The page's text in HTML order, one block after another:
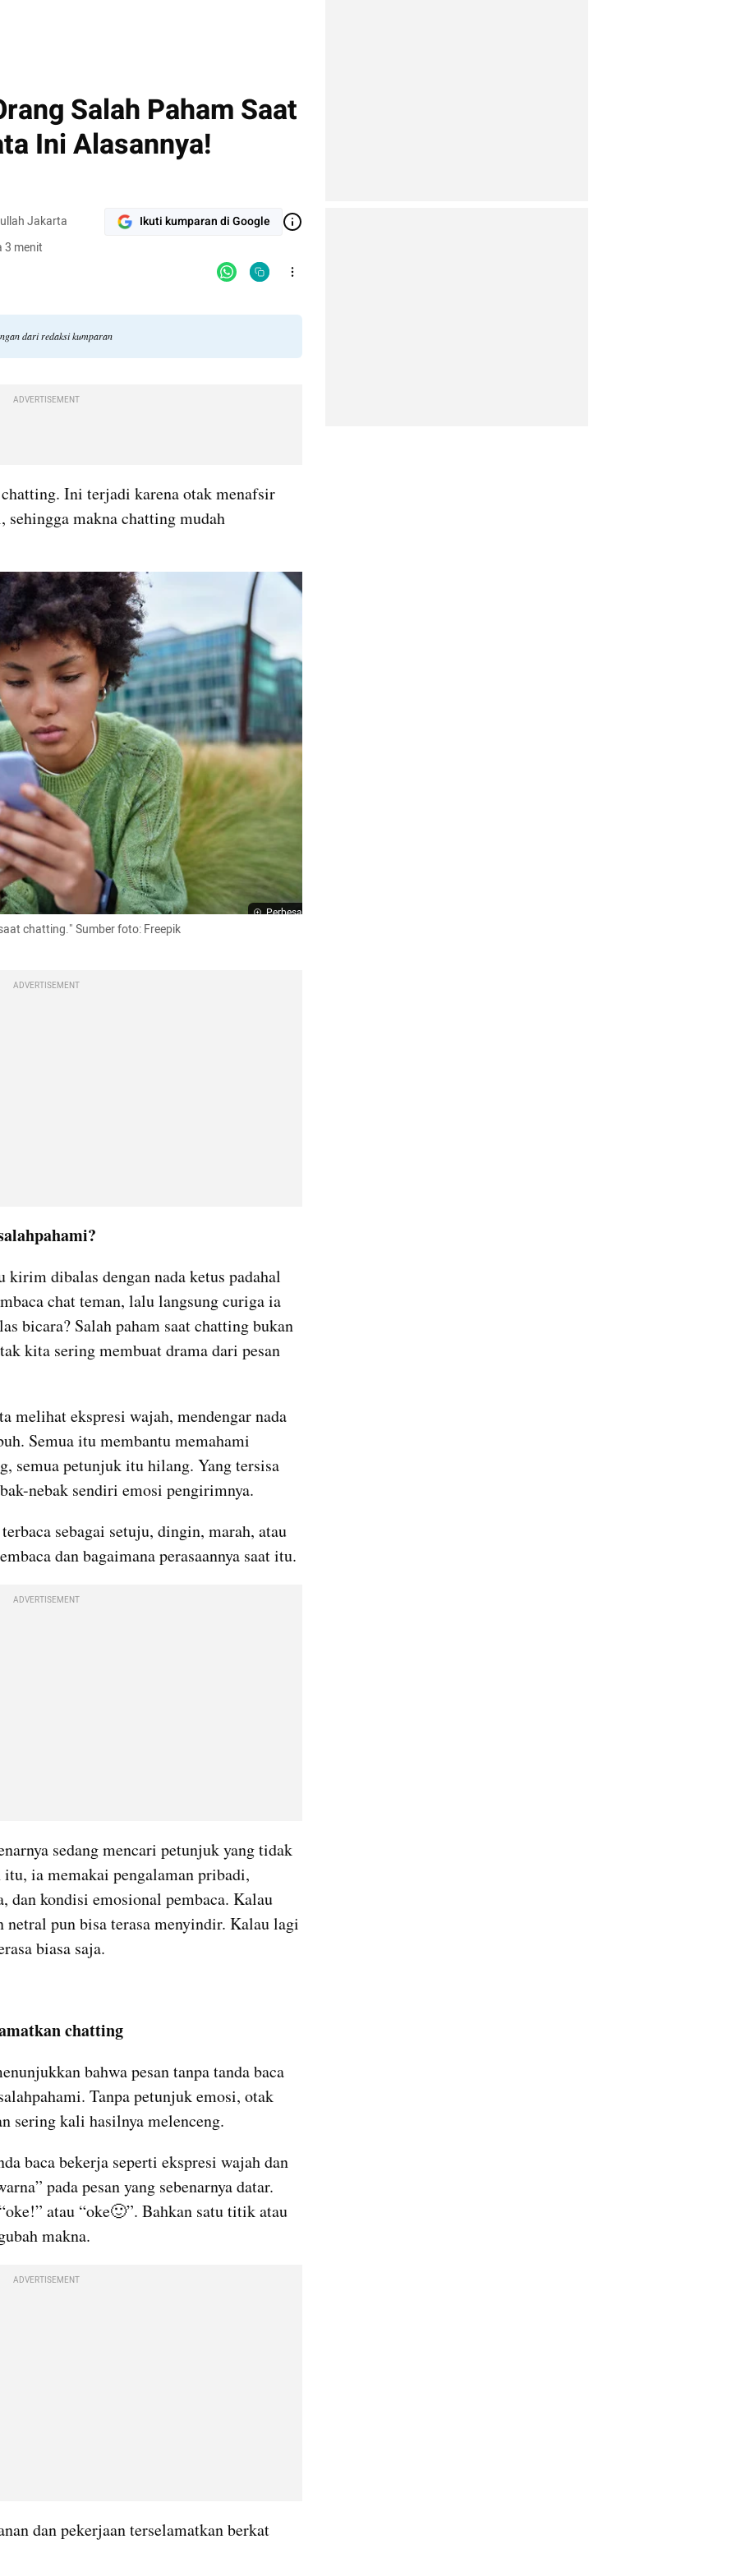
Salah Paham Saat
Ini Alasannya!
Jakarta
3 menit
Ikuti kumparan di Google
dari redaksi kumparan
ADVERTISEMENT
chatting. Ini terjadi karena otak menafsir
sehingga makna chatting mudah
Perbesar
salah paham saat chatting." Sumber foto: Freepik
ADVERTISEMENT
kirim dibalas dengan nada ketus padahal
chat teman, lalu langsung curiga ia
bicara? Salah paham saat chatting bukan
kita sering membuat drama dari pesan
melihat ekspresi wajah, mendengar nada
Semua itu membantu memahami
semua petunjuk itu hilang. Yang tersisa
nebak sendiri emosi pengirimnya.
sebagai setuju, dingin, marah, atau
dan bagaimana perasaannya saat itu.
ADVERTISEMENT
sedang mencari petunjuk yang tidak
ia memakai pengalaman pribadi,
dan kondisi emosional pembaca. Kalau
netral pun bisa terasa menyindir. Kalau lagi
biasa saja.
chatting
bahwa pesan tanpa tanda baca
Tanpa petunjuk emosi, otak
sering kali hasilnya melenceng.
baca bekerja seperti ekspresi wajah dan
pada pesan yang sebenarnya datar.
atau “oke🙂”. Bahkan satu titik atau
makna.
ADVERTISEMENT
dan pekerjaan terselamatkan berkat